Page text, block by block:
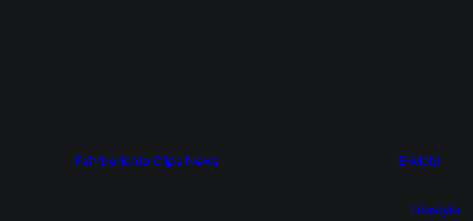
Fahrberichte Clips News E-Mobil
Lifestyle